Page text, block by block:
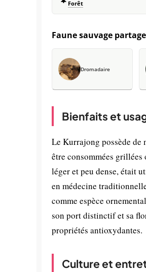
Forêt
Faune sauvage
Dromadaire
Bienfaits et
Le Kurrajong possède de
être consommées
léger et peu dense, était
en médecine
comme espèce
son port distinctif et sa
propriétés antioxydantes.
Culture et